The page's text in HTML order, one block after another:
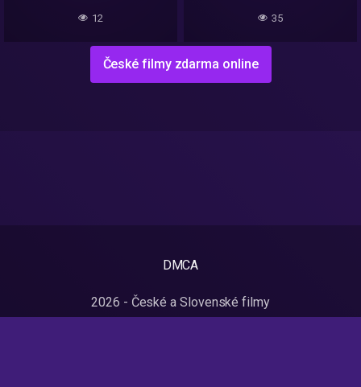
12 35
České filmy zdarma online
DMCA
2026 - České a Slovenské filmy